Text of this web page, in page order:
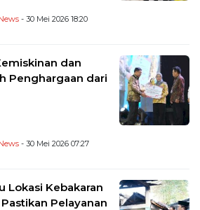
- 30 Mei 2026 18:20
dan
Penghargaan dari
- 30 Mei 2026 07:27
Lokasi Kebakaran
Pelayanan